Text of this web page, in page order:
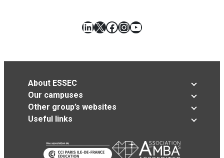
LinkedIn
X Facebook
Instagram
YouTube
About ESSEC
Our campuses
Other group’s websites
Useful links